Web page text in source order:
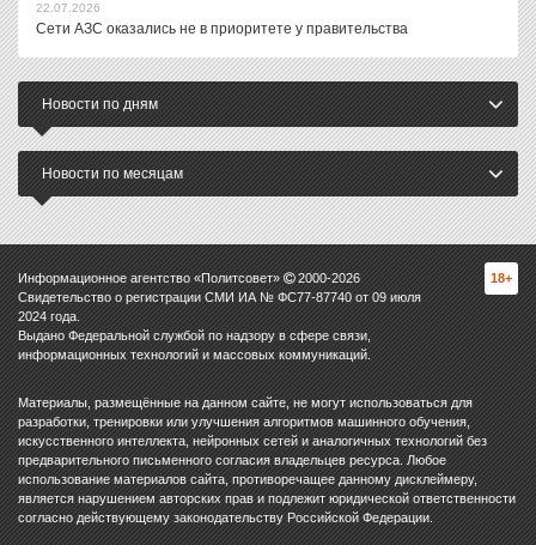
22.07.2026
Сети АЗС оказались не в приоритете у правительства
Новости по дням
Новости по месяцам
Информационное агентство «Политсовет» 2000-2026
Свидетельство о регистрации СМИ ИА № ФС77-87740 от 09 июля
2024 года.
Выдано Федеральной службой по надзору в сфере связи,
информационных технологий и массовых коммуникаций.
18+
Материалы, размещённые на данном сайте, не могут использоваться для
разработки, тренировки или улучшения алгоритмов машинного обучения,
искусственного интеллекта, нейронных сетей и аналогичных технологий без
предварительного письменного согласия владельцев ресурса. Любое
использование материалов сайта, противоречащее данному дисклеймеру,
является нарушением авторских прав и подлежит юридической ответственности
согласно действующему законодательству Российской Федерации.